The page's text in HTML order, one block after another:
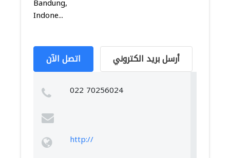
Bandung,
Indone...
اتصل الآن أرسل بريد الكتروني
022 70256024
http://